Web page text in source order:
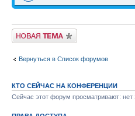
Новая тема
Вернуться в Список форумов
КТО СЕЙЧАС НА КОНФЕРЕНЦИИ
Сейчас этот форум просматривают: нет